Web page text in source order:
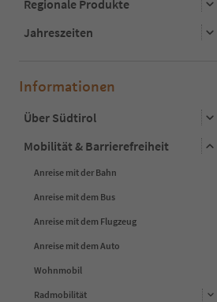
Regionale Produkte
Jahreszeiten
Informationen
Über Südtirol
Mobilität & Barrierefreiheit
Anreise mit der Bahn
Anreise mit dem Bus
Anreise mit dem Flugzeug
Anreise mit dem Auto
Wohnmobil
Radmobilität